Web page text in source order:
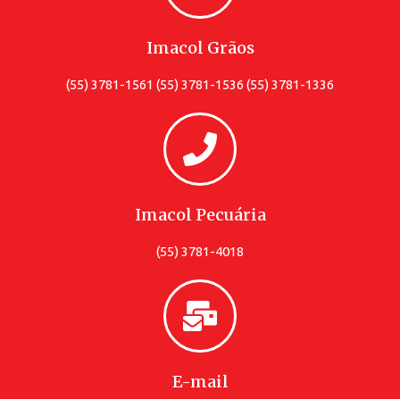
Imacol Grãos
(55) 3781-1561 (55) 3781-1536 (55) 3781-1336
Imacol Pecuária
(55) 3781-4018
E-mail